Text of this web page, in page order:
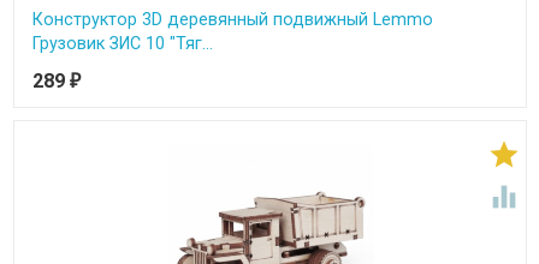
Конструктор 3D деревянный подвижный Lemmo
Грузовик ЗИС 10 "Тяг...
289 ₽

